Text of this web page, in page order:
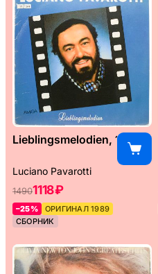
Lieblingsmelodien, 1989
Luciano Pavarotti
14901118 ₽
–25%
ОРИГИНАЛ 1989
СБОРНИК